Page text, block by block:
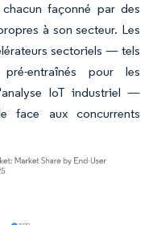
façonné par des
à son secteur. Les
sectoriels — tels
entraînés pour les
IoT industriel —
face aux concurrents